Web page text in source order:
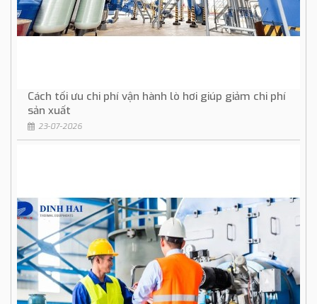
Cách tối ưu chi phí vận hành lò hơi giúp giảm chi phí
sản xuất
23-07-2026